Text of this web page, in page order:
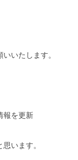
いたします。
報を更新
います。